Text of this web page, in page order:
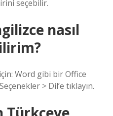
seçebilir.
nasıl
Word gibi bir Office
> Dil’e tıklayın.